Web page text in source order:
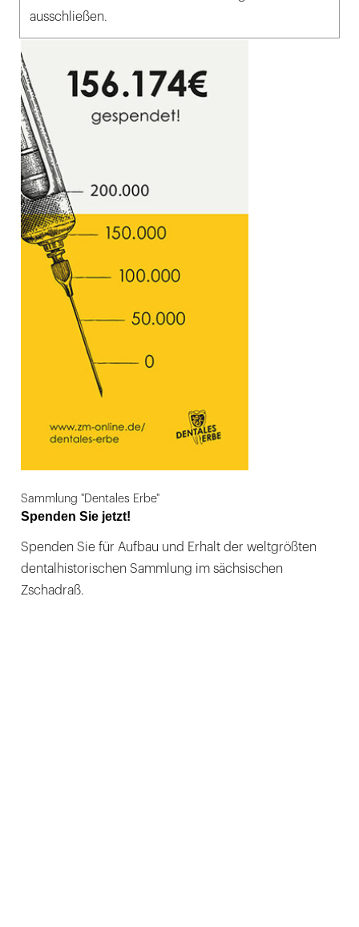
ausschließen.
Sammlung "Dentales Erbe"
Spenden Sie jetzt!
Spenden Sie für Aufbau und Erhalt der weltgrößten
dentalhistorischen Sammlung im sächsischen
Zschadraß.